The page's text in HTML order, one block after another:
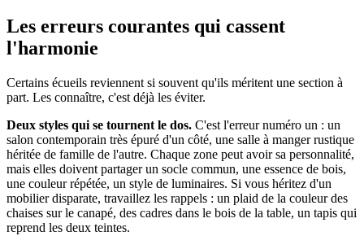
Les erreurs courantes qui cassent
l'harmonie
Certains écueils reviennent si souvent qu'ils méritent une section à
part. Les connaître, c'est déjà les éviter.
Deux styles qui se tournent le dos. C'est l'erreur numéro un : un
salon contemporain très épuré d'un côté, une salle à manger rustique
héritée de famille de l'autre. Chaque zone peut avoir sa personnalité,
mais elles doivent partager un socle commun, une essence de bois,
une couleur répétée, un style de luminaires. Si vous héritez d'un
mobilier disparate, travaillez les rappels : un plaid de la couleur des
chaises sur le canapé, des cadres dans le bois de la table, un tapis qui
reprend les deux teintes.